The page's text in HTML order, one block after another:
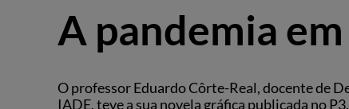
A pandemia
O professor Eduardo Côrte-Real, docente de
IADE, teve a sua novela gráfica publicada no